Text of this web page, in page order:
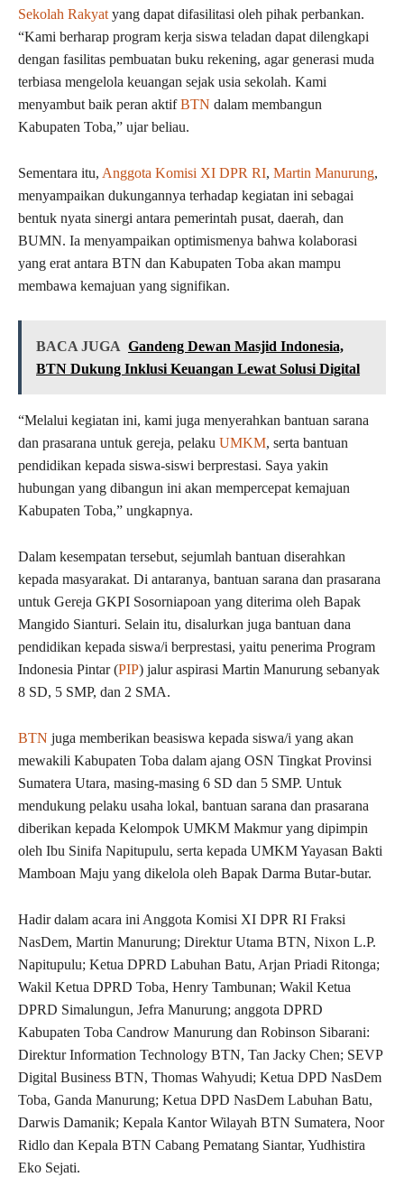
Sekolah Rakyat yang dapat difasilitasi oleh pihak perbankan.
“Kami berharap program kerja siswa teladan dapat dilengkapi
dengan fasilitas pembuatan buku rekening, agar generasi muda
terbiasa mengelola keuangan sejak usia sekolah. Kami
menyambut baik peran aktifBTN dalam membangun
Kabupaten Toba,” ujar beliau.
Sementara itu, Anggota Komisi XI DPR RI, Martin Manurung,
menyampaikan dukungannya terhadap kegiatan ini sebagai
bentuk nyata sinergi antara pemerintah pusat, daerah, dan
BUMN. Ia menyampaikan optimismenya bahwa kolaborasi
yang erat antara BTN dan Kabupaten Toba akan mampu
membawa kemajuan yang signifikan.
BACA JUGA Gandeng Dewan Masjid Indonesia,
BTN Dukung Inklusi Keuangan Lewat Solusi Digital
“Melalui kegiatan ini, kami juga menyerahkan bantuan sarana
dan prasarana untuk gereja, pelaku UMKM, serta bantuan
pendidikan kepada siswa-siswi berprestasi. Saya yakin
hubungan yang dibangun ini akan mempercepat kemajuan
Kabupaten Toba,” ungkapnya.
Dalam kesempatan tersebut, sejumlah bantuan diserahkan
kepada masyarakat. Di antaranya, bantuan sarana dan prasarana
untuk Gereja GKPI Sosorniapoan yang diterima oleh Bapak
Mangido Sianturi. Selain itu, disalurkan juga bantuan dana
pendidikan kepada siswa/i berprestasi, yaitu penerima Program
Indonesia Pintar (PIP) jalur aspirasi Martin Manurung sebanyak
8 SD, 5 SMP, dan 2 SMA.
BTN juga memberikan beasiswa kepada siswa/i yang akan
mewakili Kabupaten Toba dalam ajang OSN Tingkat Provinsi
Sumatera Utara, masing-masing 6 SD dan 5 SMP. Untuk
mendukung pelaku usaha lokal, bantuan sarana dan prasarana
diberikan kepada Kelompok UMKM Makmur yang dipimpin
oleh Ibu Sinifa Napitupulu, serta kepada UMKM Yayasan Bakti
Mamboan Maju yang dikelola oleh Bapak Darma Butar-butar.
Hadir dalam acara ini Anggota Komisi XI DPR RI Fraksi
NasDem, Martin Manurung; Direktur Utama BTN, Nixon L.P.
Napitupulu; Ketua DPRD Labuhan Batu, Arjan Priadi Ritonga;
Wakil Ketua DPRD Toba, Henry Tambunan; Wakil Ketua
DPRD Simalungun, Jefra Manurung; anggota DPRD
Kabupaten Toba Candrow Manurung dan Robinson Sibarani:
Direktur Information Technology BTN, Tan Jacky Chen; SEVP
Digital Business BTN, Thomas Wahyudi; Ketua DPD NasDem
Toba, Ganda Manurung; Ketua DPD NasDem Labuhan Batu,
Darwis Damanik; Kepala Kantor Wilayah BTN Sumatera, Noor
Ridlo dan Kepala BTN Cabang Pematang Siantar, Yudhistira
Eko Sejati.